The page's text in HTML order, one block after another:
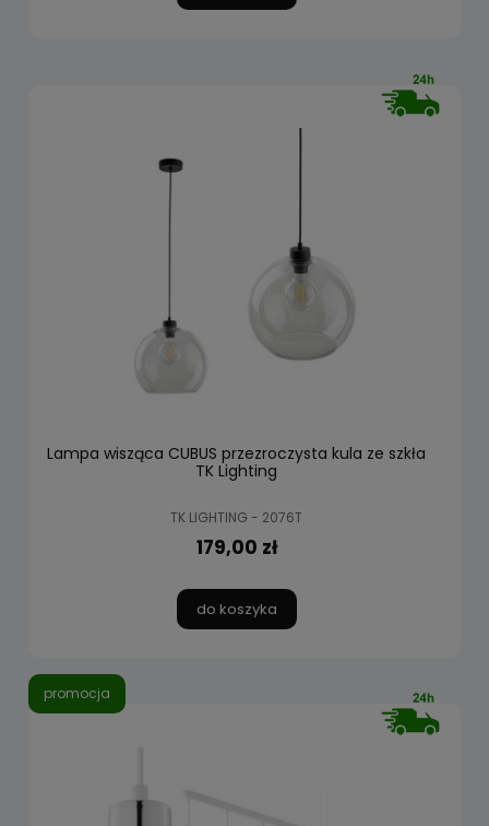
Lampa wisząca CUBUS przezroczysta kula ze szkła
TK Lighting
TK LIGHTING - 2076T
179,00 zł
do koszyka
promocja